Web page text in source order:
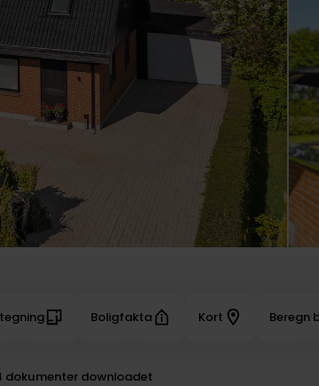
Boligfakta Kort Beregn
dokumenter downloadet